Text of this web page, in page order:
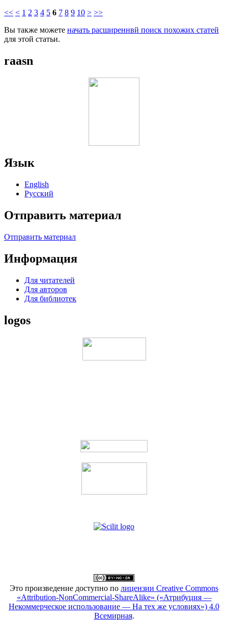
<< < 1 2 3 4 5 6 7 8 9 10 > >>
Вы также можете начать расширеннвй поиск похожих статей
для этой статьи.
raasn
Язык
English
Русский
Отправить материал
Отправить материал
Информация
Для читателей
Для авторов
Для библиотек
logos
Это произведение доступно по лицензии Creative Commons
«Attribution-NonCommercial-ShareAlike» («Атрибуция —
Некоммерческое использование — На тех же условиях») 4.0
Всемирная.